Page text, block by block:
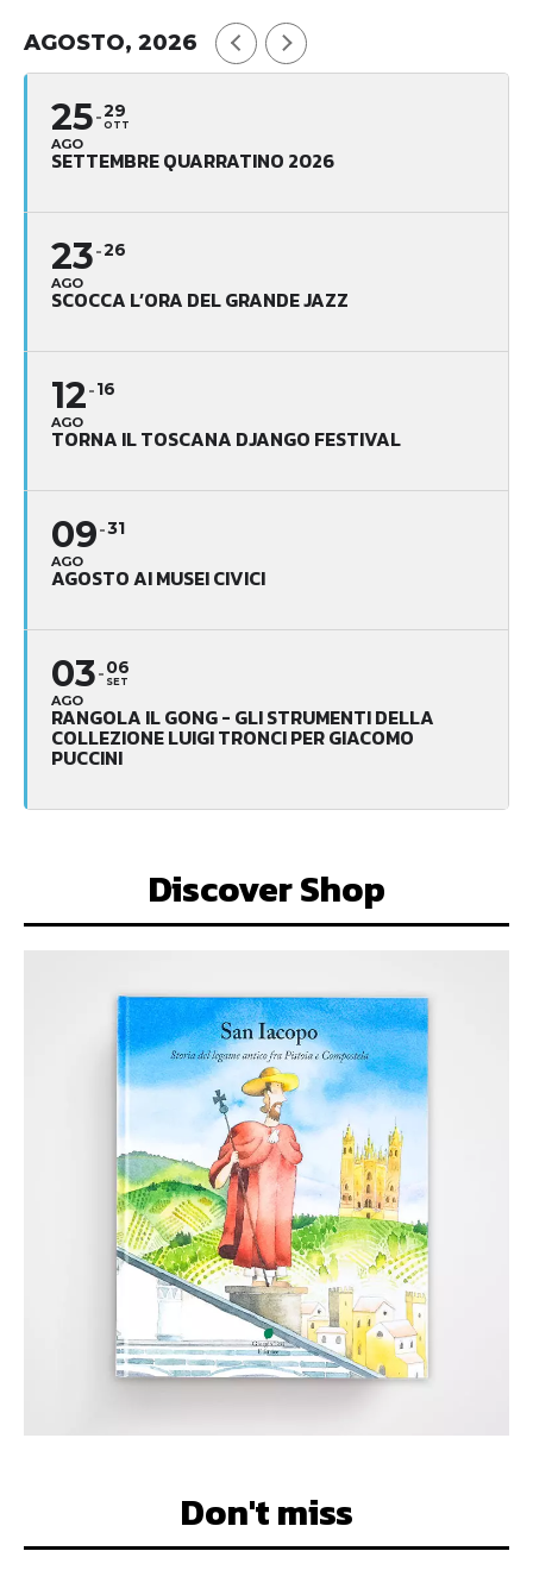
AGOSTO, 2026
25
AGO
29
OTT
SETTEMBRE QUARRATINO 2026
23
AGO
26
SCOCCA L’ORA DEL GRANDE JAZZ
12
AGO
16
TORNA IL TOSCANA DJANGO FESTIVAL
09
AGO
31
AGOSTO AI MUSEI CIVICI
03
AGO
06
SET
RANGOLA IL GONG - GLI STRUMENTI DELLA
COLLEZIONE LUIGI TRONCI PER GIACOMO
PUCCINI
Discover Shop
Don't miss